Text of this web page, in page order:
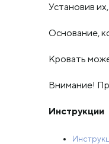
Установив
Основание,
Кровать
Внимание!
Инструкции